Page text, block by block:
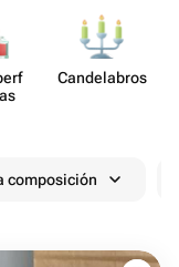
Cande​labros
composición